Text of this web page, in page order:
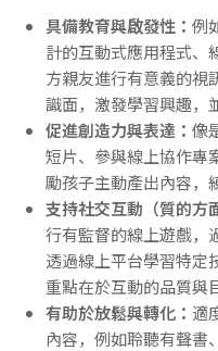
具備教育與啟發性：例
計的互動式應用程式、
方親友進行有意義的視
識面，激發學習興趣，
促進創造力與表達：像
短片、參與線上協作專
勵孩子主動產出內容，
支持社交互動（質的方
行有監督的線上遊戲，
透過線上平台學習特定
重點在於互動的品質與
有助於放鬆與轉化： 適
內容，例如聆聽有聲書